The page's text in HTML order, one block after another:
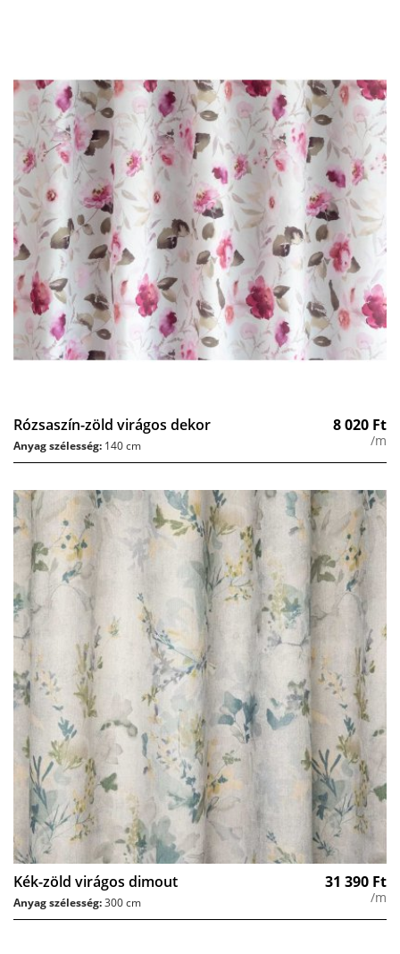
Rózsaszín-zöld virágos dekor 8 020 Ft
/m
Anyag szélesség: 140 cm
Kék-zöld virágos dimout 31 390 Ft
/m
Anyag szélesség:300 cm